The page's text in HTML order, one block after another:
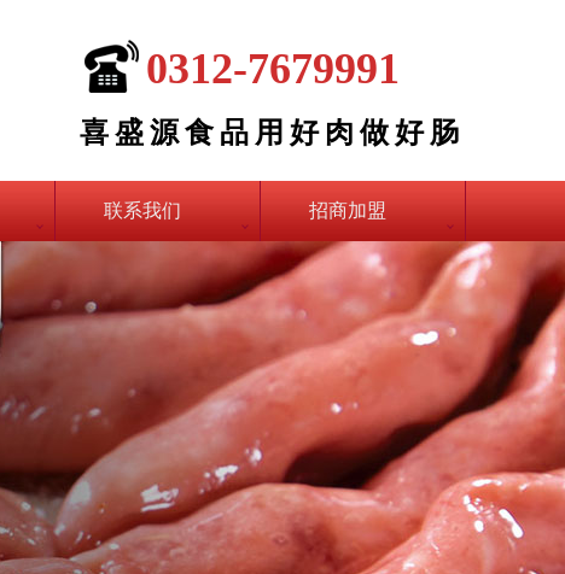
0312-7679991
喜盛源食品用好肉做好肠
联系我们 招商加盟